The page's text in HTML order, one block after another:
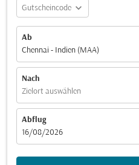
Gutscheincode expand_more
Ab
Chennai - Indien (MAA)
Nach
Zielort auswählen
Abflug
fc-booking-departure-date-aria-label
16/08/2026